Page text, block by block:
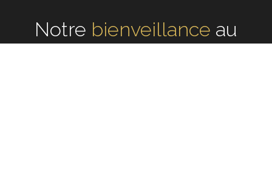
Notreécouteau cœur de
chaque réalisation